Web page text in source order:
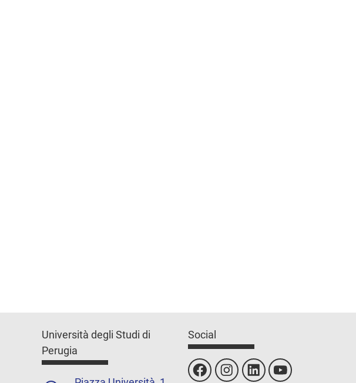
Università degli Studi di
Perugia
Social